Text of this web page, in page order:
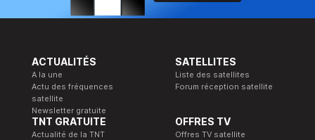
ACTUALITÉS
A la une
Actu des fréquences
satellite
Newsletter gratuite
SATELLITES
Liste des satellites
Forum réception satellite
TNT GRATUITE
Actualité de la TNT
OFFRES TV
Offres TV satellite